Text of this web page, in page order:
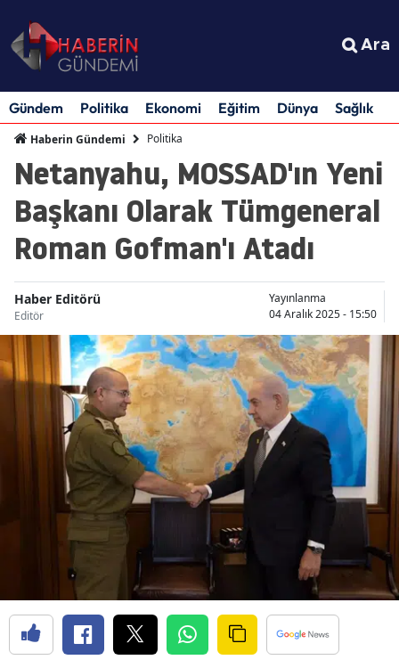
Ara
Gündem Politika Ekonomi Eğitim Dünya Sağlık
Haberin Gündemi Politika
Netanyahu, MOSSAD'ın Yeni
Başkanı Olarak Tümgeneral
Roman Gofman'ı Atadı
Haber Editörü
Editör
Yayınlanma
04 Aralık 2025 - 15:50